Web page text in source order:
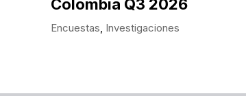
Colombia Q3 2026
Encuestas Investigaciones